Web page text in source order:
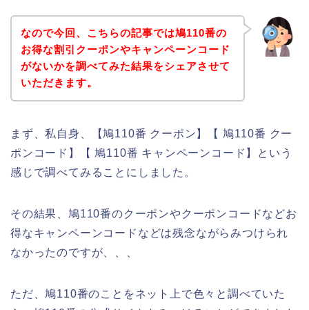
なので今回、こちらの記事では鳩110番の
お得な割引クーポンやキャンペーンコード
がないかを調べてみた結果をシェアさせて
いただきます。
まず、私自身、【鳩110番 クーポン】【 鳩110番 クー
ポンコード】【 鳩110番 キャンペーンコード】という
感じで調べてみることにしました。
その結果、鳩110番のクーポンやクーポンコードなどお
得なキャンペーンコードなどは残念ながらみつけられ
なかったのですが、、、
ただ、鳩110番のことをネット上で色々と調べていた